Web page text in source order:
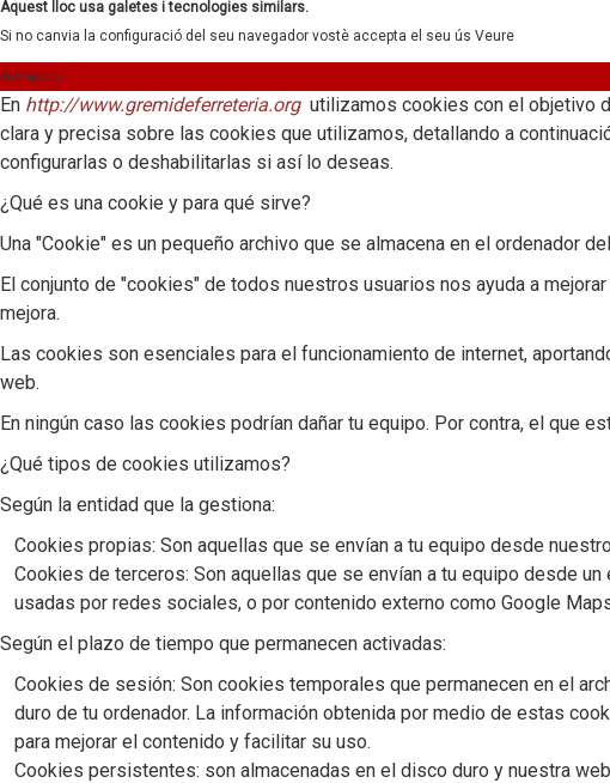
Aquest lloc usa galetes i tecnologies similars.
Si no canvia la configuració del seu navegador vostè accepta el seu ús Veure
Accepto
En http://www.gremideferreteria.org utilizamos cookies con el objetivo
clara y precisa sobre las cookies que utilizamos, detallando a
configurarlas o deshabilitarlas si así lo deseas.
¿Qué es una cookie y para qué sirve?
Una "Cookie" es un pequeño archivo que se almacena en el ordenador
El conjunto de "cookies" de todos nuestros usuarios nos ayuda a
mejora.
Las cookies son esenciales para el funcionamiento de internet,
web.
En ningún caso las cookies podrían dañar tu equipo. Por contra, el que
¿Qué tipos de cookies utilizamos?
Según la entidad que la gestiona:
Cookies propias: Son aquellas que se envían a tu equipo desde
Cookies de terceros: Son aquellas que se envían a tu equipo desde
usadas por redes sociales, o por contenido externo como Google
Según el plazo de tiempo que permanecen activadas:
Cookies de sesión: Son cookies temporales que permanecen en el
duro de tu ordenador. La información obtenida por medio de estas
para mejorar el contenido y facilitar su uso.
Cookies persistentes: son almacenadas en el disco duro y nuestra